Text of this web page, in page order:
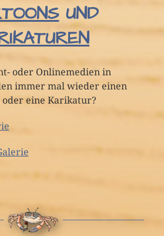
UND
oder Onlinemedien in
immer mal wieder einen
eine Karikatur?